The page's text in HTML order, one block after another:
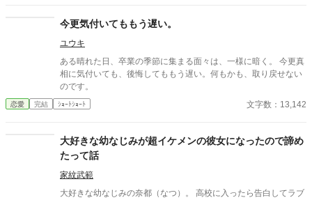
からである。やたらと悠奈が絡んでくるようになったのだ。 彼女
の狙いは、いったい何なのだろうか……。 ※小説家になろう、ハ
ーメルンにも同一作品を投稿しています。 ※内部進行完結済みで
す。毎日連載です。
今更気付いてももう遅い。
ユウキ
ある晴れた日、卒業の季節に集まる面々は、一様に暗く。 今更真
相に気付いても、後悔してももう遅い。何もかも、取り戻せない
のです。
恋愛 完結 ｼｮｰﾄｼｮｰﾄ 文字数：13,142
大好きな幼なじみが超イケメンの彼女になったので諦め
たって話
家紋武範
大好きな幼なじみの奈都（なつ）。 高校に入ったら告白してラブ